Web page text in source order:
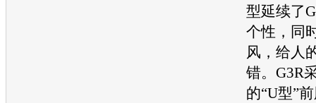
型延续了
个性，同
风，给人
错。 G3R
的“U型”